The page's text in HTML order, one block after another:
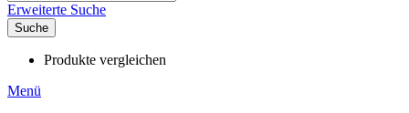
Erweiterte Suche
Suche
Produkte vergleichen
Menü